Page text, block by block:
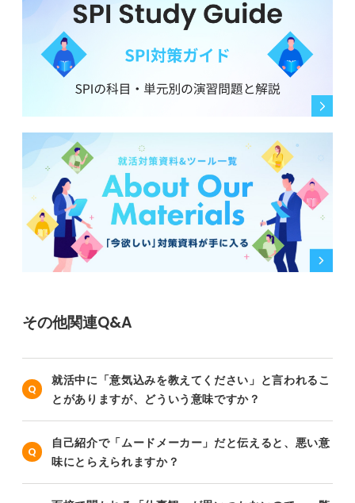
その他関連Q&A
就活中に「意気込みを教えてください」と言われるこ
とがありますが、どういう意味ですか？
自己紹介で「ムードメーカー」だと伝えると、悪い意
味にとらえられますか？